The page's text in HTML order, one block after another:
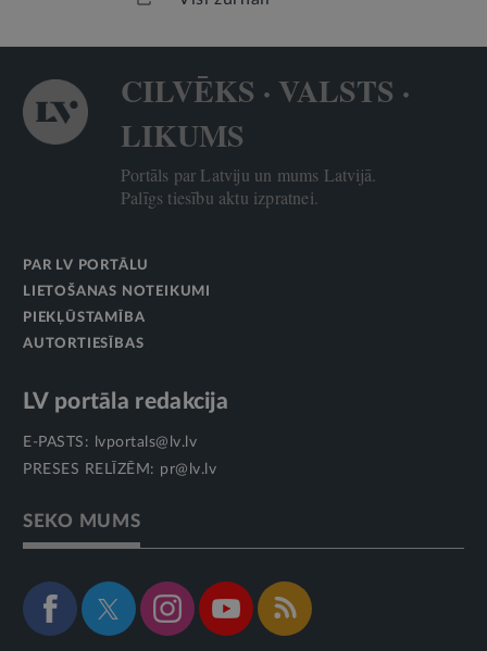
CILVĒKS · VALSTS ·
LIKUMS
Portāls par Latviju un mums Latvijā.
Palīgs tiesību aktu izpratnei.
PAR LV PORTĀLU
LIETOŠANAS NOTEIKUMI
PIEKĻŪSTAMĪBA
AUTORTIESĪBAS
LV portāla redakcija
E-PASTS:
lvportals@lv.lv
PRESES RELĪZĒM: pr@lv.lv
SEKO MUMS